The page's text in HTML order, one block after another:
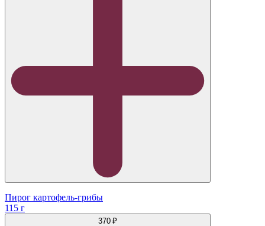
Пирог картофель-грибы
115 г
370 ₽